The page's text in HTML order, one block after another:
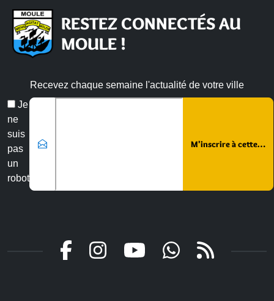
RESTEZ CONNECTÉS AU
MOULE !
Recevez chaque semaine l'actualité de votre ville
Je
ne
suis
pas
un
robot
Veuillez laisser ce champ vide :
Email